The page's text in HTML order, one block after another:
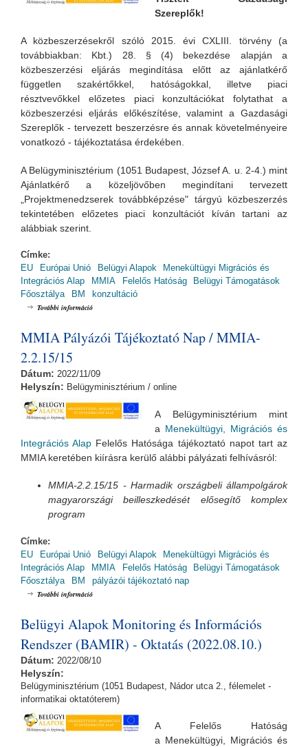
Szereplők!
A közbeszerzésekről szóló 2015. évi CXLIII. törvény (a
továbbiakban: Kbt.) 28. § (4) bekezdése alapján a
közbeszerzési eljárás megindítása előtt az ajánlatkérő
független szakértőkkel, hatóságokkal, illetve piaci
résztvevőkkel előzetes piaci konzultációkat folytathat a
közbeszerzési eljárás előkészítése, valamint a Gazdasági
Szereplők - tervezett beszerzésre és annak követelményeire
vonatkozó - tájékoztatása érdekében.
A Belügyminisztérium (1051 Budapest, József A. u. 2-4.) mint
Ajánlatkérő a közeljövőben megindítani tervezett
„Projektmenedzserek továbbképzése" tárgyú közbeszerzés
tekintetében előzetes piaci konzultációt kíván tartani az
alábbiak szerint.
Címke:
EU
Európai Unió Belügyi Alapok
Menekültügyi Migrációs és
Integrációs Alap
MMIA Felelős Hatóság
Belügyi Támogatások
Főosztálya
BM konzultáció
További információ
MMIA Pályázói Tájékoztató Nap / MMIA-
2.2.15/15
Dátum: 2022/11/09
Helyszín: Belügyminisztérium / online
A Belügyminisztérium mint
a Menekültügyi, Migrációs és
Integrációs Alap Felelős Hatósága tájékoztató napot tart az
MMIA keretében kiírásra kerülő alábbi pályázati felhívásról:
MMIA-2.2.15/15 - Harmadik országbeli állampolgárok
magyarországi beilleszkedését elősegítő komplex
program
Címke:
EU
Európai Unió Belügyi Alapok
Menekültügyi Migrációs és
Integrációs Alap
MMIA Felelős Hatóság
Belügyi Támogatások
Főosztálya
BM pályázói tájékoztató nap
További információ
Belügyi Alapok Monitoring és Információs
Rendszer (BAMIR) - Oktatás (2022.08.10.)
Dátum: 2022/08/10
Helyszín:
Belügyminisztérium (1051 Budapest, Nádor utca 2., félemelet -
informatikai oktatóterem)
A Felelős Hatóság
a Menekültügyi, Migrációs és